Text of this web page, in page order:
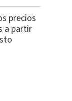
precios
a partir